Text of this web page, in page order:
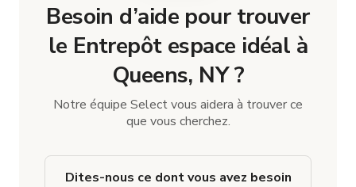
Besoin d’aide pour trouver
le Entrepôt espace idéal à
Queens, NY ?
Notre équipe Select vous aidera à trouver ce
que vous cherchez.
Dites-nous ce dont vous avez besoin